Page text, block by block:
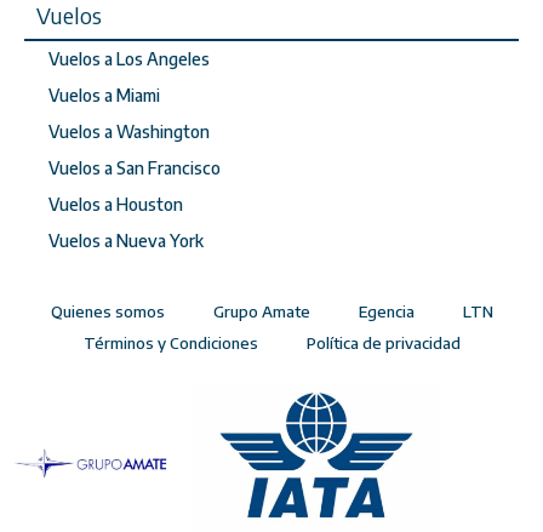
Vuelos
Vuelos a Los Angeles
Vuelos a Miami
Vuelos a Washington
Vuelos a San Francisco
Vuelos a Houston
Vuelos a Nueva York
Quienes somos Grupo Amate Egencia
LTN
Términos y Condiciones
Política de privacidad